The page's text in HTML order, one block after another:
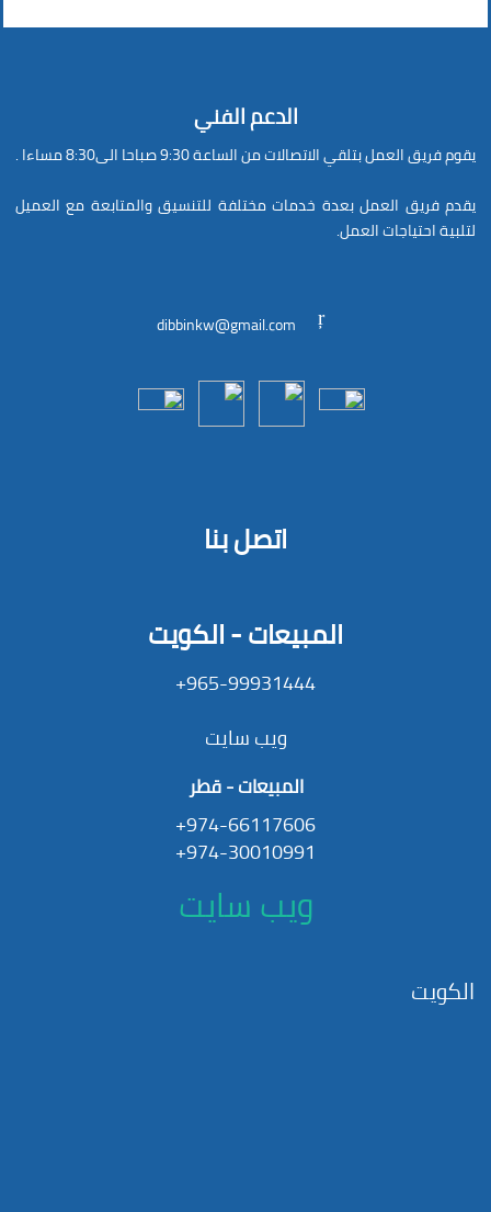
الدعم الفني
يقوم فريق العمل بتلقي الاتصالات من الساعة 9:30 صباحا الى8:30 مساءا .
يقدم فريق العمل بعدة خدمات مختلفة للتنسيق والمتابعة مع العميل
لتلبية احتياجات العمل.
dibbinkw@gmail.com
اتصل بنا
المبيعات - الكويت
965-99931444+
ويب سايت
المبيعات - قطر
974-66117606+
974-30010991+
ويب سايت
الكويت